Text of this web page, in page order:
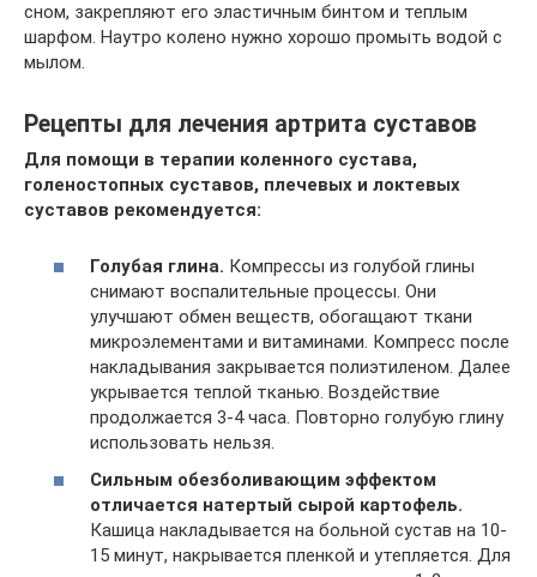
сном, закрепляют его эластичным бинтом и теплым
шарфом. Наутро колено нужно хорошо промыть водой с
мылом.
Рецепты для лечения артрита суставов
Для помощи в терапии коленного сустава,
голеностопных суставов, плечевых и локтевых
суставов рекомендуется:
Голубая глина. Компрессы из голубой глины
снимают воспалительные процессы. Они
улучшают обмен веществ, обогащают ткани
микроэлементами и витаминами. Компресс после
накладывания закрывается полиэтиленом. Далее
укрывается теплой тканью. Воздействие
продолжается 3-4 часа. Повторно голубую глину
использовать нельзя.
Сильным обезболивающим эффектом
отличается натертый сырой картофель.
Кашица накладывается на больной сустав на 10-
15 минут, накрывается пленкой и утепляется. Для